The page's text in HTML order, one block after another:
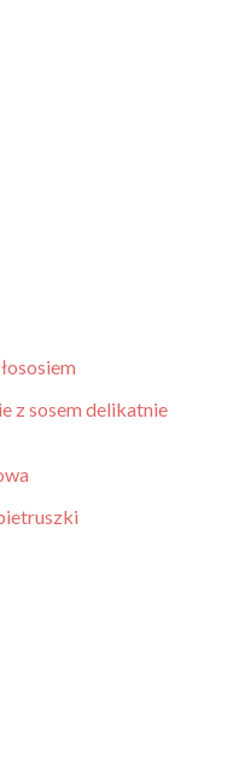
z sosem delikatnie